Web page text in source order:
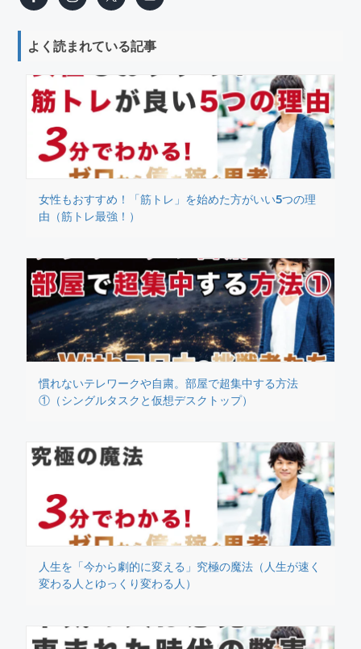
よく読まれている記事
女性もおすすめ！「筋トレ」を始めた方がいい5つの理
由（筋トレ最強！）
慣れないテレワークや自粛。部屋で超集中する方法
①（シングルタスクと仮想デスクトップ）
人生を「今から劇的に変える」究極の魔法（人生が速く
変わる人とゆっくり変わる人）